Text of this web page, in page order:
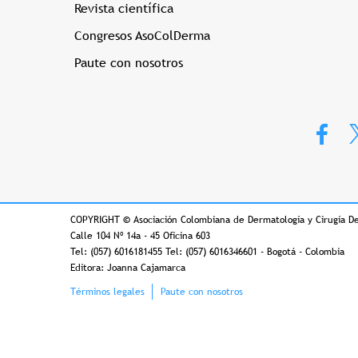
Revista científica
Congresos AsoColDerma
Paute con nosotros
COPYRIGHT © Asociación Colombiana de Dermatología y Cirugía
Calle 104 Nº 14a - 45 Oficina 603
Tel: (057) 6016181455 Tel: (057) 6016346601 - Bogotá - Colombia
Editora: Joanna Cajamarca
Footer
Términos legales Paute con nosotros